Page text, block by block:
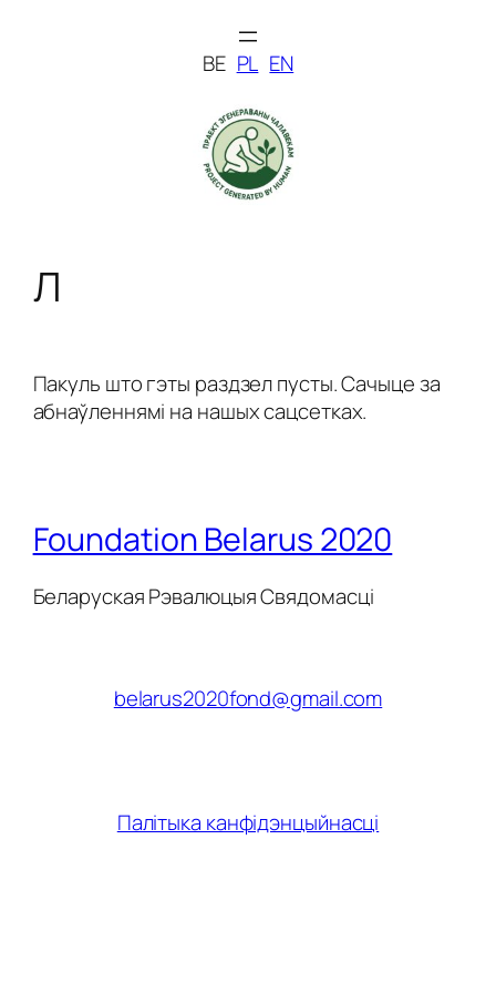
BE PL EN
Л
Пакуль што гэты раздзел пусты. Сачыце за
абнаўленнямі на нашых сацсетках.
Foundation Belarus 2020
Беларуская Рэвалюцыя Свядомасці
belarus2020fond@gmail.com
Палітыка канфідэнцыйнасці